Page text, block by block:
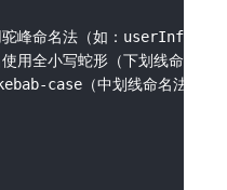
case（中划线命名法）